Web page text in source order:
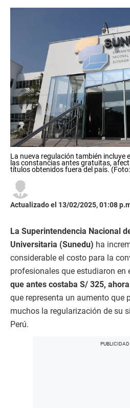
La nueva regulación también incluye
las constancias antes gratuitas,
títulos obtenidos fuera del país.
Actualizado el 13/02/2025, 01:08
La Superintendencia Nacional
Universitaria (Sunedu) ha
considerable el costo para la
profesionales que estudiaron en
que antes costaba S/ 325,
que representa un aumento que
muchos la regularización de su
Perú.